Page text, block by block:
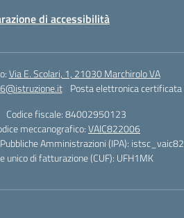
di accessibilità
Via E. Scolari, 1, 21030 Marchirolo VA
Posta elettronica certificata
Codice fiscale: 84002950123
meccanografico:VAIC822006
Pubbliche Amministrazioni (IPA):
unico di fatturazione (CUF): UFH1MK